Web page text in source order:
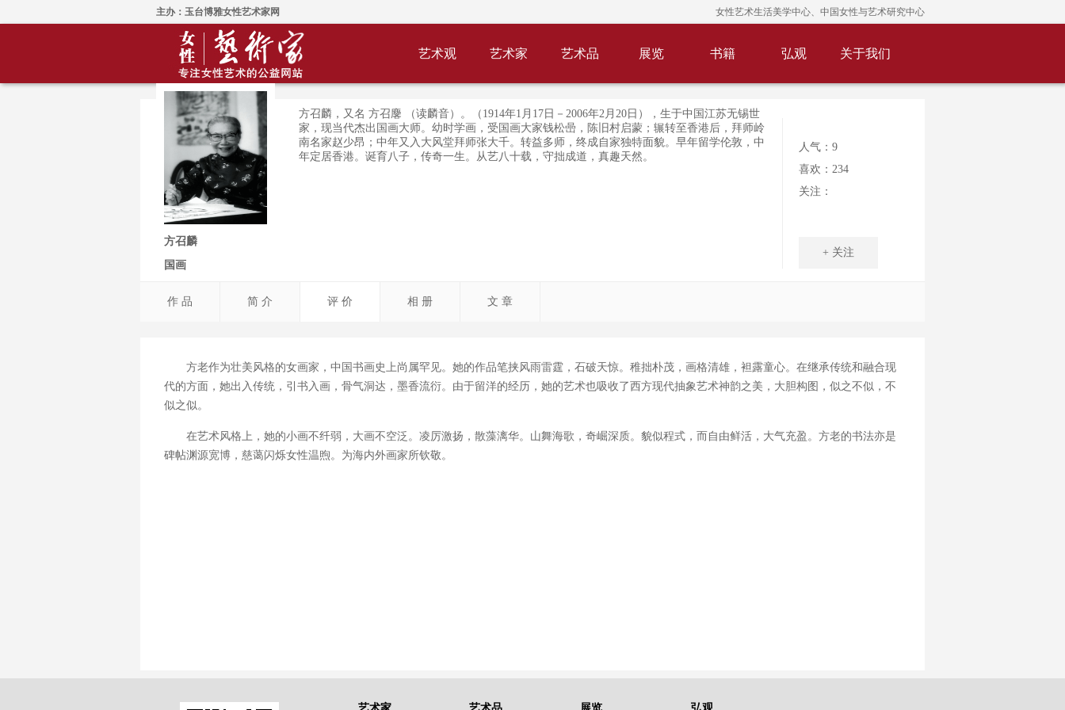
主办：玉台博雅女性艺术家网 女性艺术生活美学中心、中国女性与艺术研究中心
艺术观 艺术家 艺术品 展览 书籍 弘观 关于我们
方召麟
国画
方召麟，又名 方召麐 （读麟音）。（1914年1月17日－2006年2月20日），生于中国江苏无锡世
家，现当代杰出国画大师。幼时学画，受国画大家钱松喦，陈旧村启蒙；辗转至香港后，拜师岭
南名家赵少昂；中年又入大风堂拜师张大千。转益多师，终成自家独特面貌。早年留学伦敦，中
年定居香港。诞育八子，传奇一生。从艺八十载，守拙成道，真趣天然。
人气：9
喜欢：234
关注：
+ 关注
作 品 简 介 评 价 相 册 文 章
方老作为壮美风格的女画家，中国书画史上尚属罕见。她的作品笔挟风雨雷霆，石破天惊。稚拙朴茂，画格清雄，袒露童心。在继承传统和融合现
代的方面，她出入传统，引书入画，骨气洞达，墨香流衍。由于留洋的经历，她的艺术也吸收了西方现代抽象艺术神韵之美，大胆构图，似之不似，不
似之似。
在艺术风格上，她的小画不纤弱，大画不空泛。凌厉激扬，散藻漓华。山舞海歌，奇崛深质。貌似程式，而自由鲜活，大气充盈。方老的书法亦是
碑帖渊源宽博，慈蔼闪烁女性温煦。为海内外画家所钦敬。